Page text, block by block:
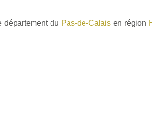
département du Pas-de-Calais en région